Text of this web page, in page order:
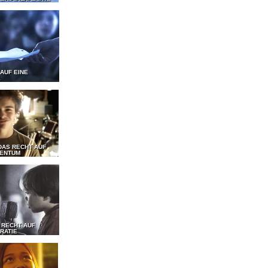
EINE
RECHT AUF
AUF